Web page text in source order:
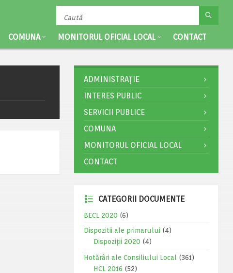
COMUNA MONITORUL OFICIAL LOCAL CONTACT
ADMINISTRAȚIE
INTERES PUBLIC
SERVICII PUBLICE
COMUNA
MONITORUL OFICIAL LOCAL
CONTACT
CATEGORII DOCUMENTE
BECL 2020 (6)
Dispozitii ale primarului (4)
Dispoziții 2020 (4)
Hotărâri ale Consiliului Local
(361)
HCL 2016 (52)